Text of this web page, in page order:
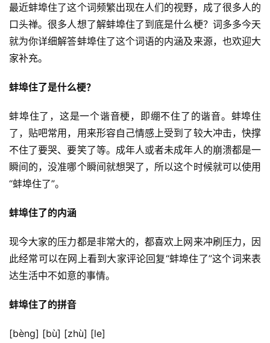
最近蚌埠住了这个词频繁出现在人们的视野，成了很多人的
口头禅。很多人想了解蚌埠住了到底是什么梗？词多多今天
就为你详细解答蚌埠住了这个词语的内涵及来源，也欢迎大
家补充。
蚌埠住了是什么梗？
蚌埠住了，这是一个谐音梗，即绷不住了的谐音。蚌埠住
了，贴吧常用，用来形容自己情感上受到了较大冲击，快撑
不住了要哭、要笑了等。成年人或者未成年人的崩溃都是一
瞬间的，没准哪个瞬间就想哭了，所以这个时候就可以使用
“蚌埠住了”。
蚌埠住了的内涵
现今大家的压力都是非常大的，都喜欢上网来冲刷压力，因
此经常可以在网上看到大家评论回复“蚌埠住了”这个词来表
达生活中不如意的事情。
蚌埠住了的拼音
[bèng] [bù] [zhù] [le]